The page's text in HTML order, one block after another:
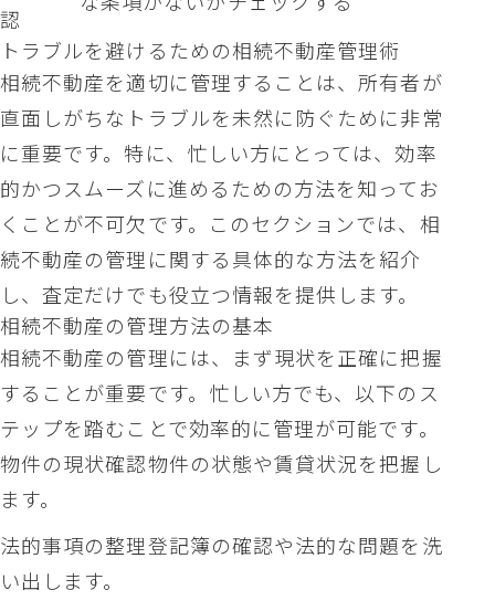
認
トラブルを避けるための相続不動産管理術
相続不動産を適切に管理することは、所有者が
直面しがちなトラブルを未然に防ぐために非常
に重要です。特に、忙しい方にとっては、効率
的かつスムーズに進めるための方法を知ってお
くことが不可欠です。このセクションでは、相
続不動産の管理に関する具体的な方法を紹介
し、査定だけでも役立つ情報を提供します。
相続不動産の管理方法の基本
相続不動産の管理には、まず現状を正確に把握
することが重要です。忙しい方でも、以下のス
テップを踏むことで効率的に管理が可能です。
物件の現状確認物件の状態や賃貸状況を把握し
ます。
法的事項の整理登記簿の確認や法的な問題を洗
い出します。